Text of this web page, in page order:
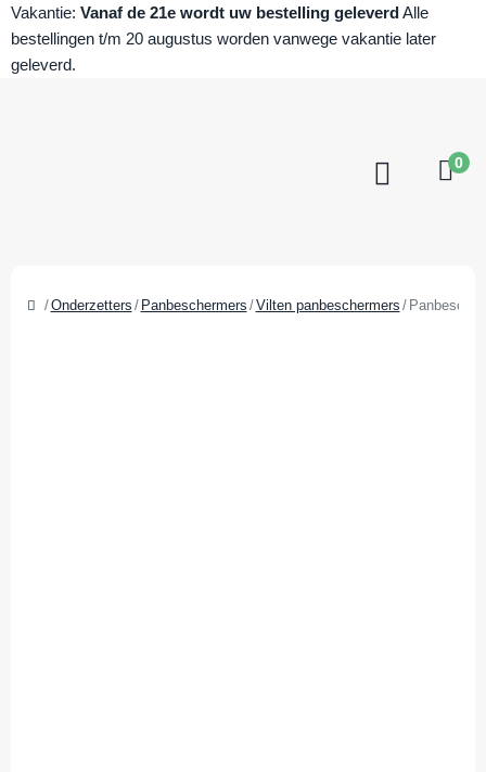
Vakantie: Vanaf de 21e wordt uw bestelling geleverdAlle
bestellingen t/m 20 augustus worden vanwege vakantie later
geleverd.
0
Onderzetters Panbeschermers Vilten panbeschermers